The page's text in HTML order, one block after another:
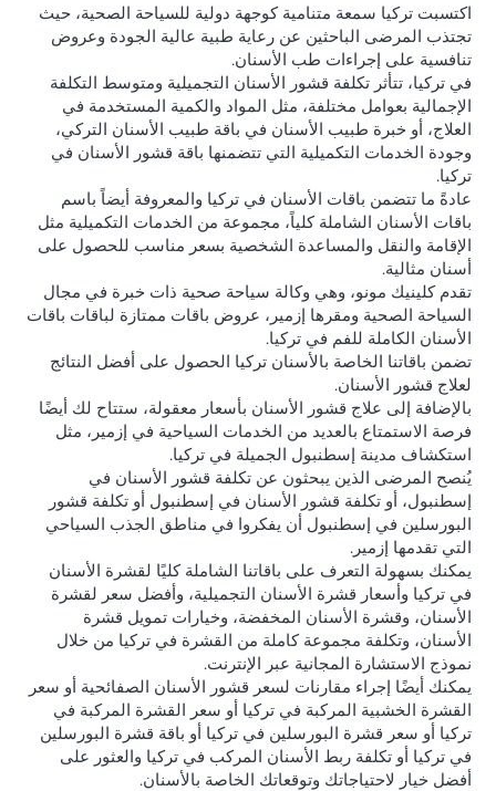
اكتسبت تركيا سمعة متنامية كوجهة دولية للسياحة الصحية، حيث
تجتذب المرضى الباحثين عن رعاية طبية عالية الجودة وعروض
تنافسية على إجراءات طب الأسنان.
في تركيا، تتأثر تكلفة قشور الأسنان التجميلية ومتوسط التكلفة
الإجمالية بعوامل مختلفة، مثل المواد والكمية المستخدمة في
العلاج، أو خبرة طبيب الأسنان في باقة طبيب الأسنان التركي،
وجودة الخدمات التكميلية التي تتضمنها باقة قشور الأسنان في
تركيا.
عادةً ما تتضمن باقات الأسنان في تركيا والمعروفة أيضاً باسم
باقات الأسنان الشاملة كلياً، مجموعة من الخدمات التكميلية مثل
الإقامة والنقل والمساعدة الشخصية بسعر مناسب للحصول على
أسنان مثالية.
تقدم كلينيك مونو، وهي وكالة سياحة صحية ذات خبرة في مجال
السياحة الصحية ومقرها إزمير، عروض باقات ممتازة لباقات باقات
الأسنان الكاملة للفم في تركيا.
تضمن باقاتنا الخاصة بالأسنان تركيا الحصول على أفضل النتائج
لعلاج قشور الأسنان.
بالإضافة إلى علاج قشور الأسنان بأسعار معقولة، ستتاح لك أيضًا
فرصة الاستمتاع بالعديد من الخدمات السياحية في إزمير، مثل
استكشاف مدينة إسطنبول الجميلة في تركيا.
يُنصح المرضى الذين يبحثون عن تكلفة قشور الأسنان في
إسطنبول، أو تكلفة قشور الأسنان في إسطنبول أو تكلفة قشور
البورسلين في إسطنبول أن يفكروا في مناطق الجذب السياحي
التي تقدمها إزمير.
يمكنك بسهولة التعرف على باقاتنا الشاملة كليًا لقشرة الأسنان
في تركيا وأسعار قشرة الأسنان التجميلية، وأفضل سعر لقشرة
الأسنان، وقشرة الأسنان المخفضة، وخيارات تمويل قشرة
الأسنان، وتكلفة مجموعة كاملة من القشرة في تركيا من خلال
نموذج الاستشارة المجانية عبر الإنترنت.
يمكنك أيضًا إجراء مقارنات لسعر قشور الأسنان الصفائحية أو سعر
القشرة الخشبية المركبة في تركيا أو سعر القشرة المركبة في
تركيا أو سعر قشرة البورسلين في تركيا أو باقة قشرة البورسلين
في تركيا أو تكلفة ربط الأسنان المركب في تركيا والعثور على
أفضل خيار لاحتياجاتك وتوقعاتك الخاصة بالأسنان.